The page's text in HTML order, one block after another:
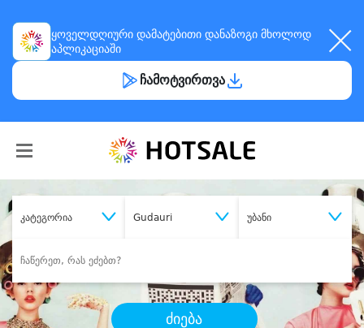
ყოველდღიური დამატებითი დანაზოგი მხოლოდ
აპლიკაციაში
ჩამოტვირთვა
კატეგორია Gudauri უბანი
ძიება